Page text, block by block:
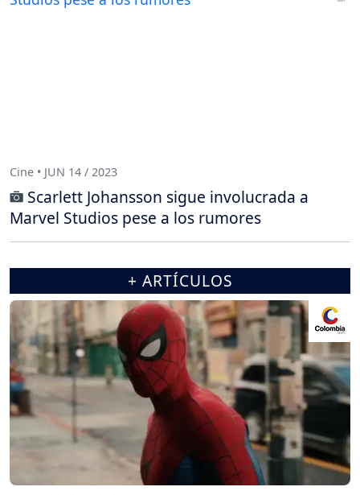
Cine • JUN 14 / 2023
Scarlett Johansson sigue involucrada a
Marvel Studios pese a los rumores
+ ARTÍCULOS